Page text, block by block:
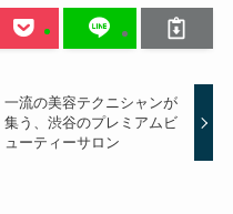
一流の美容テクニシャンが
集う、渋谷のプレミアムビ
ューティーサロン